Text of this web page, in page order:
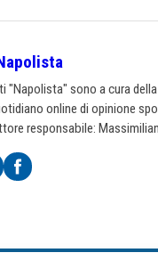
"Napolista" sono a cura
online di opinione
responsabile: